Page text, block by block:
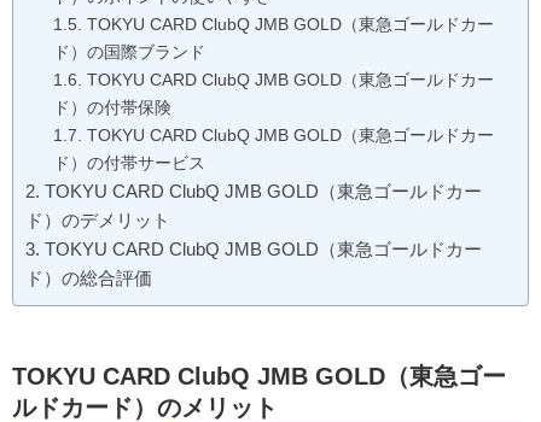
TOKYU CARD ClubQ JMB GOLD（東急ゴールドカー
ド）の国際ブランド
TOKYU CARD ClubQ JMB GOLD（東急ゴールドカー
ド）の付帯保険
TOKYU CARD ClubQ JMB GOLD（東急ゴールドカー
ド）の付帯サービス
TOKYU CARD ClubQ JMB GOLD（東急ゴールドカー
ド）のデメリット
TOKYU CARD ClubQ JMB GOLD（東急ゴールドカー
ド）の総合評価
TOKYU CARD ClubQ JMB GOLD（東急ゴー
ルドカード）のメリット